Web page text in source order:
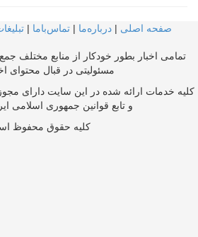
صفحه اصلی | درباره‌ما | تماس‌با‌ما |
تمامی اخبار بطور خودکار از منابع مختلف
مسئولیتی در قبال محتوای
کلیه خدمات ارائه شده در این سایت دارای
و تابع قوانین جمهوری اسلامی
کلیه حقوق محفوظ